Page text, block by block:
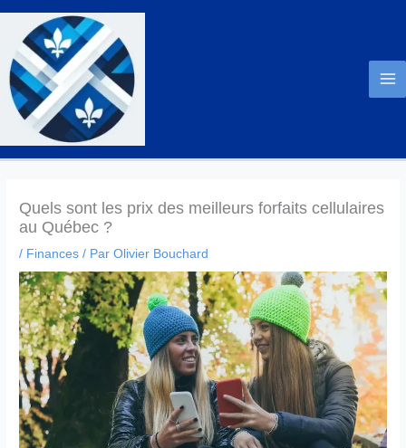
Aller
contenu
Quels sont les prix des meilleurs forfaits cellulaires
au Québec ?
/ Finances / ParOlivier Bouchard